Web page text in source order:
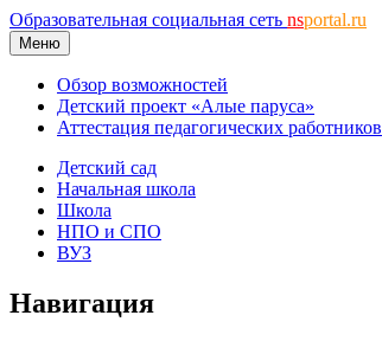
Образовательная социальная сеть nsportal.ru
Меню
Обзор возможностей
Детский проект «Алые паруса»
Аттестация педагогических работников
Детский сад
Начальная школа
Школа
НПО и СПО
ВУЗ
Навигация